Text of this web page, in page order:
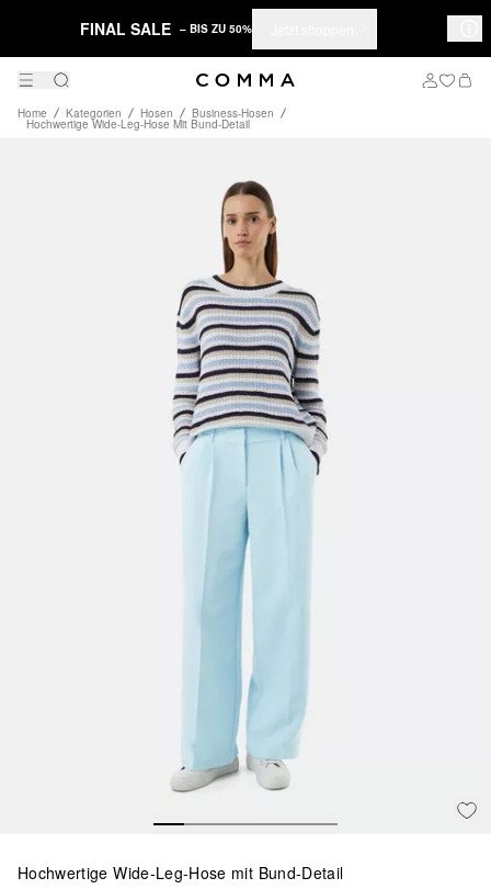
FINAL SALE – BIS ZU 50%
Home Kategorien Hosen Business-Hosen
Hochwertige Wide-Leg-Hose Mit Bund-Detail
Hochwertige Wide-Leg-Hose mit Bund-Detail